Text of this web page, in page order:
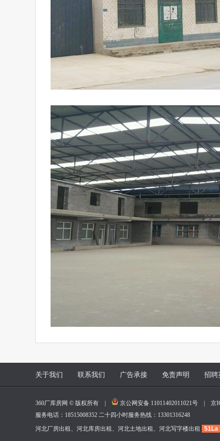
关于我们 联系我们 广告承接 免责声明 招聘
360厂库房网 © 版权所有 | 京公网安备 11011402011021号
京
服务电话：18515008352 二十四小时服务热线：13301316248
河北厂房出租、河北库房出租、河北土地出租、河北写字楼出租
51La